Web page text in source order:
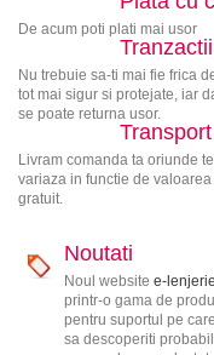
De acum poti plati mai usor
Nu trebuie sa-ti mai fie frica
tot mai sigur si protejate, iar
se poate returna usor.
Livram comanda ta oriunde
variaza in functie de
gratuit.
Noutati
Noul website e-
printr-o gama de
pentru suportul pe
sa descoperiti